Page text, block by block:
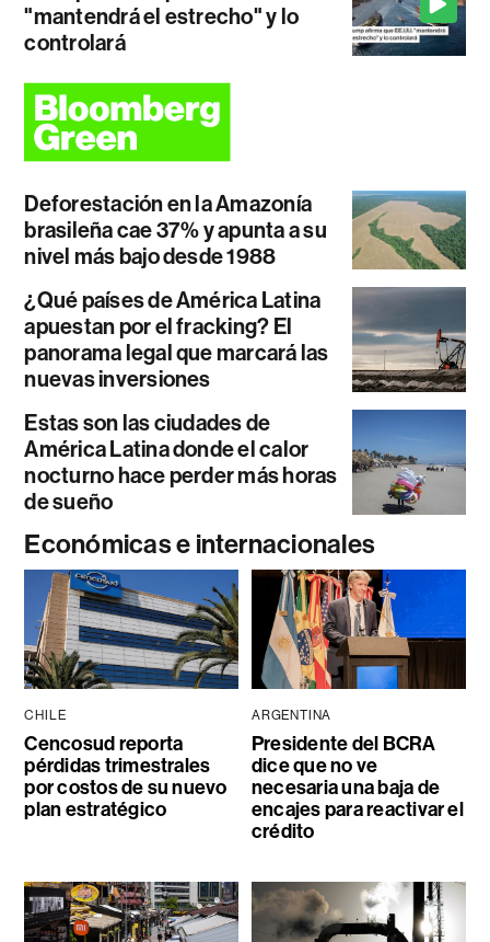
"mantendrá el estrecho" y lo
controlará
Deforestación en la Amazonía
brasileña cae 37% y apunta a su
nivel más bajo desde 1988
¿Qué países de América Latina
apuestan por el fracking? El
panorama legal que marcará las
nuevas inversiones
Estas son las ciudades de
América Latina donde el calor
nocturno hace perder más horas
de sueño
Económicas e internacionales
CHILE
Cencosud reporta
pérdidas trimestrales
por costos de su nuevo
plan estratégico
ARGENTINA
Presidente del BCRA
dice que no ve
necesaria una baja de
encajes para reactivar el
crédito